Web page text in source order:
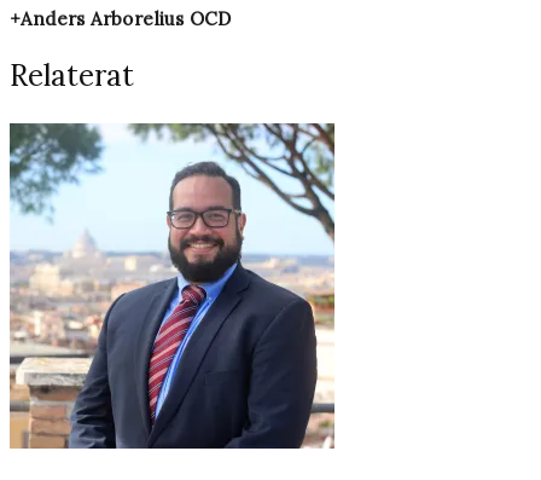
+Anders Arborelius OCD
Relaterat